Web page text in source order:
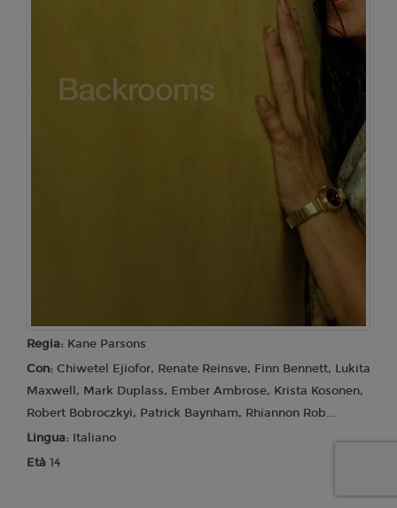
Regia: Kane Parsons
Con: Chiwetel Ejiofor, Renate Reinsve, Finn Bennett, Lukita
Maxwell, Mark Duplass, Ember Ambrose, Krista Kosonen,
Robert Bobroczkyi, Patrick Baynham, Rhiannon Rob...
Lingua: Italiano
Età 14